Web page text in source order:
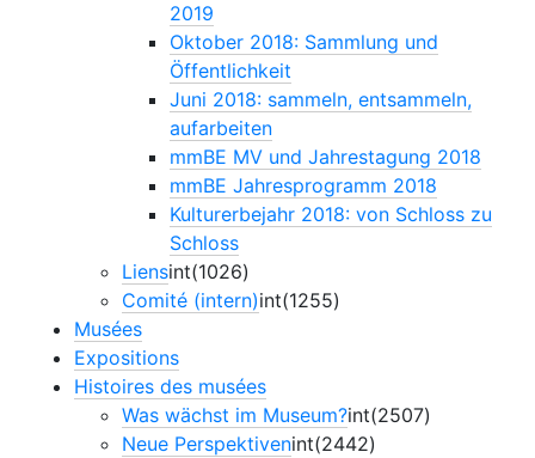
2019
Oktober 2018: Sammlung und
Öffentlichkeit
Juni 2018: sammeln, entsammeln,
aufarbeiten
mmBE MV und Jahrestagung 2018
mmBE Jahresprogramm 2018
Kulturerbejahr 2018: von Schloss zu
Schloss
Liensint(1026)
Comité (intern)int(1255)
Musées
Expositions
Histoires des musées
Was wächst im Museum?int(2507)
Neue Perspektivenint(2442)